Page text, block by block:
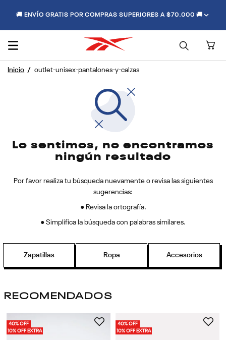
🚚 ENVÍO GRATIS POR COMPRAS SUPERIORES A $70.000 🚚
outlet-unisex-pantalones-y-calzas
Lo sentimos, no encontramos
ningún resultado
Por favor realiza tu búsqueda nuevamente o revisa las siguientes
sugerencias:
● Revisa la ortografía.
● Simplifica la búsqueda con palabras similares.
Zapatillas Ropa Accesorios
RECOMENDADOS
40% OFF
10% OFF EXTRA
40% OFF
10% OFF EXTRA